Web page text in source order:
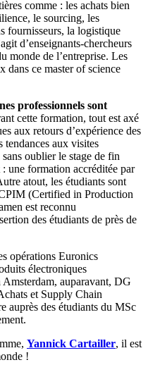
comme : les achats bien
le sourcing, les
fournisseurs, la logistique
d’enseignants-chercheurs
monde de l’entreprise. Les
dans ce master of science
professionnels sont
cette formation, tout est axé
aux retours d’expérience des
tendances aux visites
oublier le stage de fin
: une formation accréditée par
atout, les étudiants sont
(Certified in Production
est reconnu
des étudiants de près de
opérations Euronics
électroniques
Amsterdam, auparavant, DG
et Supply Chain
auprès des étudiants du MSc
Yannick Cartailler, il est
!